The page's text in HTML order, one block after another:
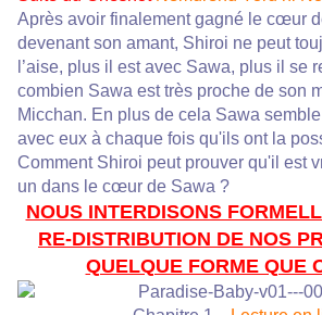
Après avoir finalement gagné le cœur
devenant son amant, Shiroi ne peut
l’aise, plus il est avec Sawa, plus il se
combien Sawa est très proche de son
Micchan. En plus de cela Sawa
avec eux à chaque fois qu'ils ont la
Comment Shiroi peut prouver qu'il est
un dans le cœur de Sawa ?
NOUS INTERDISONS
RE-DISTRIBUTION DE NOS
QUELQUE FORME QUE